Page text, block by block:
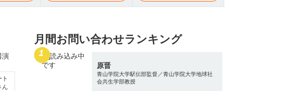
ん
月間お問い合わせランキング
原晋
青山学院大学駅伝部監督／青山学院大学地球社
会共生学部教授